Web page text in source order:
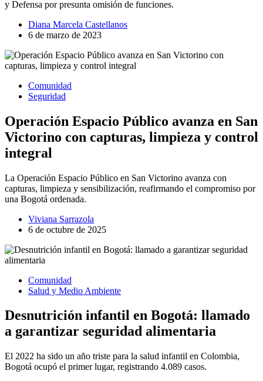
y Defensa por presunta omisión de funciones.
Diana Marcela Castellanos
6 de marzo de 2023
Comunidad
Seguridad
Operación Espacio Público avanza en San
Victorino con capturas, limpieza y control
integral
La Operación Espacio Público en San Victorino avanza con
capturas, limpieza y sensibilización, reafirmando el compromiso por
una Bogotá ordenada.
Viviana Sarrazola
6 de octubre de 2025
Comunidad
Salud y Medio Ambiente
Desnutrición infantil en Bogotá: llamado
a garantizar seguridad alimentaria
El 2022 ha sido un año triste para la salud infantil en Colombia,
Bogotá ocupó el primer lugar, registrando 4.089 casos.